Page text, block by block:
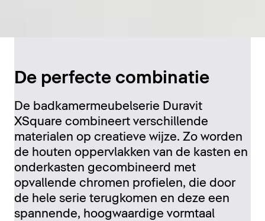
De perfecte combinatie
De badkamermeubelserie Duravit
XSquare combineert verschillende
materialen op creatieve wijze. Zo worden
de houten oppervlakken van de kasten en
onderkasten gecombineerd met
opvallende chromen profielen, die door
de hele serie terugkomen en deze een
spannende, hoogwaardige vormtaal